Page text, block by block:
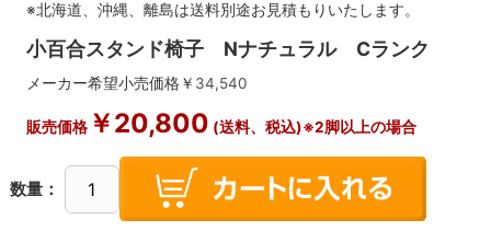
※北海道、沖縄、離島は送料別途お見積もりいたします。
小百合スタンド椅子 Nナチュラル Cランク
メーカー希望小売価格￥ 34,540
販売価格￥20,800 (送料、税込)※2脚以上の場合
数量：